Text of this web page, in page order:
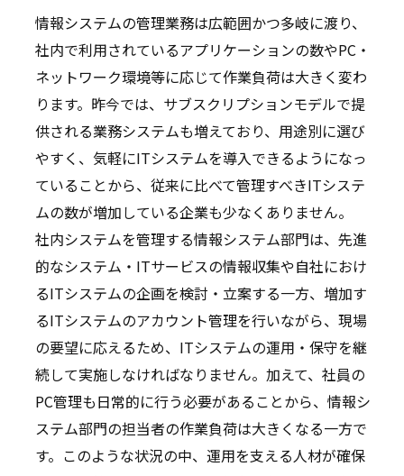
情報システムの管理業務は広範囲かつ多岐に渡り、
社内で利用されているアプリケーションの数やPC・
ネットワーク環境等に応じて作業負荷は大きく変わ
ります。昨今では、サブスクリプションモデルで提
供される業務システムも増えており、用途別に選び
やすく、気軽にITシステムを導入できるようになっ
ていることから、従来に比べて管理すべきITシステ
ムの数が増加している企業も少なくありません。
社内システムを管理する情報システム部門は、先進
的なシステム・ITサービスの情報収集や自社におけ
るITシステムの企画を検討・立案する一方、増加す
るITシステムのアカウント管理を行いながら、現場
の要望に応えるため、ITシステムの運用・保守を継
続して実施しなければなりません。加えて、社員の
PC管理も日常的に行う必要があることから、情報シ
ステム部門の担当者の作業負荷は大きくなる一方で
す。このような状況の中、運用を支える人材が確保